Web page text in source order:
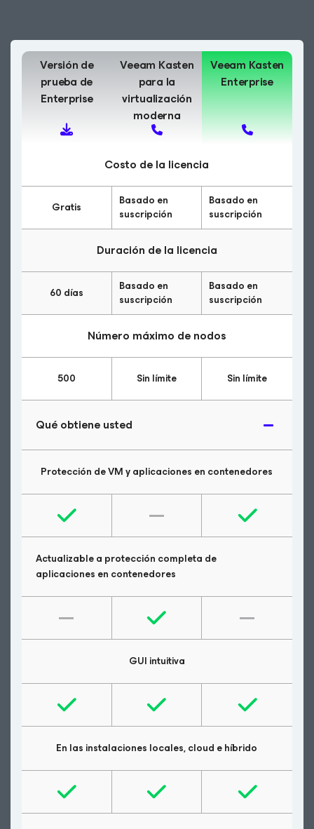
Versión de
prueba de
Enterprise
Veeam Kasten
para la
virtualización
moderna
Veeam Kasten
Enterprise
Costo de la licencia
Gratis
Basado en
suscripción
Basado en
suscripción
Duración de la licencia
60 días
Basado en
suscripción
Basado en
suscripción
Número máximo de nodos
500 Sin límite Sin límite
Qué obtiene usted
Protección de VM y aplicaciones en contenedores
Actualizable a protección completa de
aplicaciones en contenedores
GUI intuitiva
En las instalaciones locales, cloud e híbrido